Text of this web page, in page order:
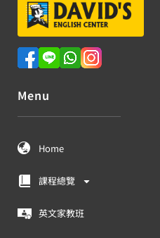
Menu
Home
課程總覽
英文家教班